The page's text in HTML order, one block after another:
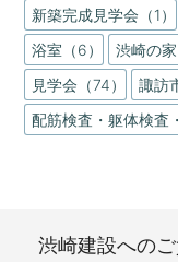
新築完成見学会（1）
浴室（6）
渋崎の家
見学会（74）
諏訪
配筋検査・躯体検査
渋崎建設への